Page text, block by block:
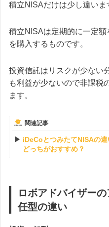
積立NISAだけは少し違いま
積立NISAは定期的に一定
を購入するものです。
投資信託はリスクが少ない
も利益が少ないので非課税
ます。
関連記事
iDeCoとつみたてNISAの
どっちがおすすめ？
ロボアドバイザー
任型の違い